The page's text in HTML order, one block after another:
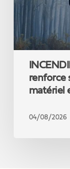
soutien
en
personnel.
renforce
matériel
04/08/2026